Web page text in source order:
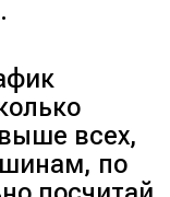
всех,
по